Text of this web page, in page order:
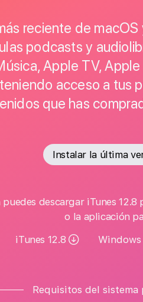
reciente de
podcasts y
Apple TV,
acceso a tus
que has
Instalar la última
puedes descargar iTunes
o la aplicación
iTunes 12.8
Windows
Requisitos del sistema